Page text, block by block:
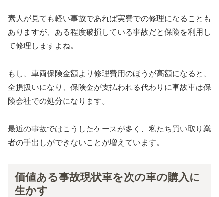
素人が見ても軽い事故であれば実費での修理になることも
ありますが、ある程度破損している事故だと保険を利用し
て修理しますよね。
もし、車両保険金額より修理費用のほうが高額になると、
全損扱いになり、保険金が支払われる代わりに事故車は保
険会社での処分になります。
最近の事故ではこうしたケースが多く、私たち買い取り業
者の手出しができないことが増えています。
価値ある事故現状車を次の車の購入に
生かす